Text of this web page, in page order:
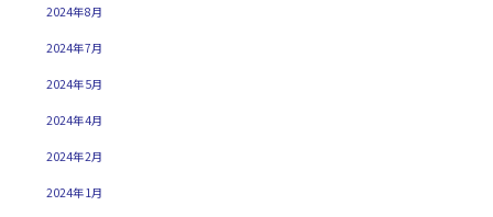
2024年8月
2024年7月
2024年5月
2024年4月
2024年2月
2024年1月